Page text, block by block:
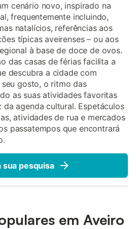
cenário novo, inspirado na
frequentemente incluindo,
natalícios, referências aos
típicas aveirenses – ou aos
à base de doce de ovos.
das casas de férias facilita a
descubra a cidade com
gosto, o ritmo das
as suas atividades favoritas
agenda cultural. Espetáculos
atividades de rua e mercados
passatempos que encontrará
sua pesquisa
em Aveiro